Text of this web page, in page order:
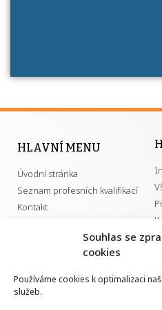
Souhlas se
cookies
Používáme cookies k optimalizaci
služeb.
HLAVNÍ MENU
Úvodní stránka
Seznam profesních kvalifikací
Kontakt
GDPR